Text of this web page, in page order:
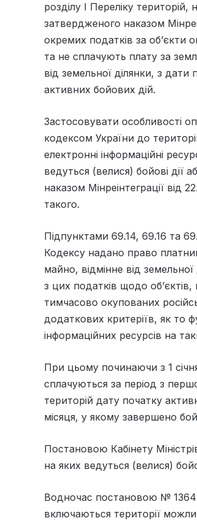
розділу І Переліку
затвердженого наказом
окремих податків за об’єкти
та не сплачують плату за
від земельної ділянки, з дати
активних бойових дій.
Застосовувати особливості
кодексом України до
електронні інформаційні
ведуться (велися) бойові
наказом Мінреінтеграції
такого.
Підпунктами 69.14, 69.16 та
Кодексу надано право
майно, відмінне від
з цих податків щодо
тимчасово окупованих
додаткових критеріїв, як то
інформаційних ресурсів на
При цьому починаючи з 1
сплачуються за період з
територій дату початку
місяця, у якому завершено
Постановою Кабінету
на яких ведуться (велися)
Водночас постановою № 1364
включаються території